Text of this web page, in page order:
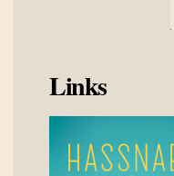
Links